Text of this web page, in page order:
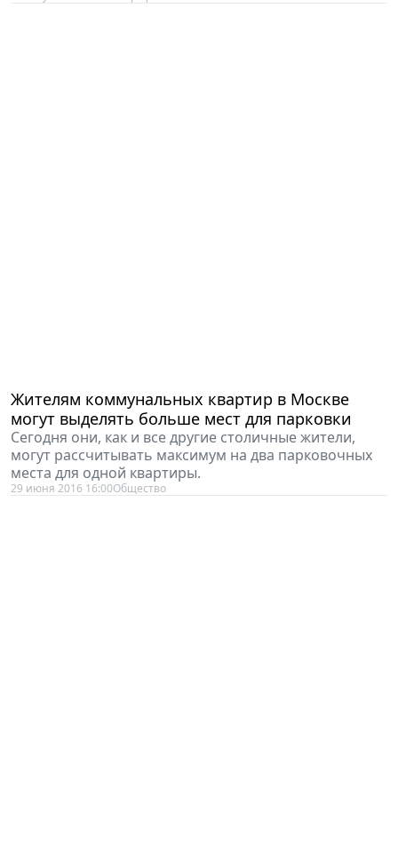
Жителям коммунальных квартир в Москве
могут выделять больше мест для парковки
Сегодня они, как и все другие столичные жители,
могут рассчитывать максимум на два парковочных
места для одной квартиры.
29 июня 2016 16:00Общество